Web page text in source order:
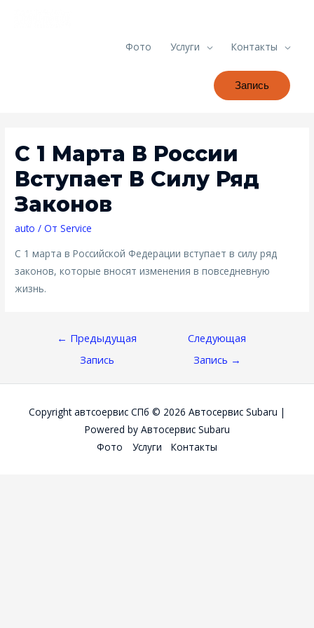
Фото Услуги Контакты
Запись
С 1 Марта В России
Вступает В Силу Ряд
Законов
auto / От Service
С 1 марта в Российской Федерации вступает в силу ряд
законов, которые вносят изменения в повседневную
жизнь.
Навигация
Записям
← Предыдущая
Запись
Следующая
Запись →
Copyright автсоервис СПб © 2026 Автосервис Subaru |
Powered by Автосервис Subaru
Фото
Услуги Контакты